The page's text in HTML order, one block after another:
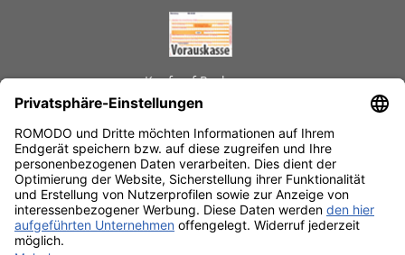
Kauf auf Rechnung
Schnelle Lieferzeiten
Käuferschutz
Datenschutz
SSL-Verschlüsselung